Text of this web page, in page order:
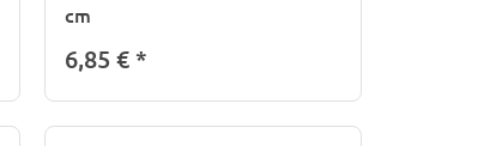
cm
6,85 €*